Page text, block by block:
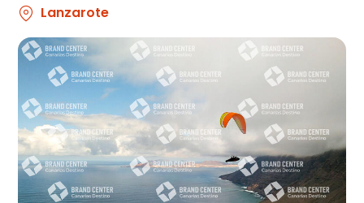
Lanzarote